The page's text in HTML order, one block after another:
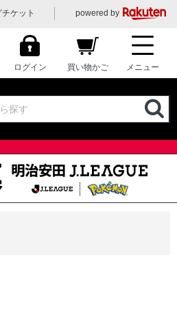
チケット powered by
ログイン 買い物かご メニュー